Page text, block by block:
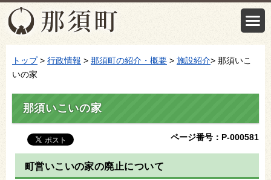
トップ> 行政情報 > 那須町の紹介・概要 > 施設紹介> 那須いこ
いの家
那須いこいの家
ページ番号：P-000581
町営いこいの家の廃止について